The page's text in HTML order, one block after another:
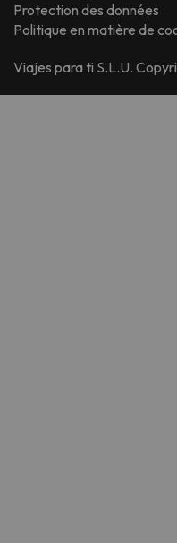
Protection des données
Politique en matière de
Viajes para ti S.L.U.